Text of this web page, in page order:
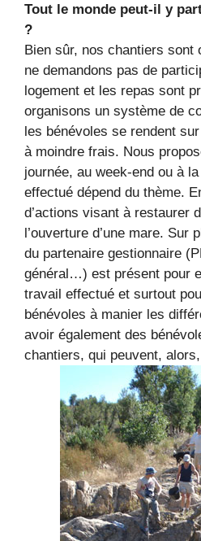
Tout le monde peut-il y
?
Bien sûr, nos chantiers sont
ne demandons pas de
logement et les repas sont
organisons un système de
les bénévoles se rendent
à moindre frais. Nous
journée, au week-end ou à
effectué dépend du thème.
d’actions visant à restaurer
l’ouverture d’une mare. Sur
du partenaire gestionnaire
général…) est présent pour
travail effectué et surtout
bénévoles à manier les
avoir également des
chantiers, qui peuvent,